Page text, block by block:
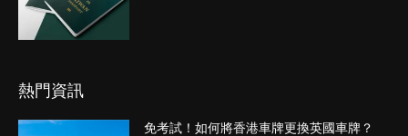
熱門資訊
免考試！如何將香港車牌更換英國車牌？